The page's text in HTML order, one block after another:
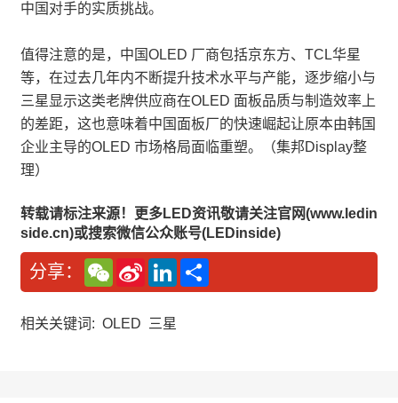
中国对手的实质挑战。
值得注意的是，中国OLED 厂商包括京东方、TCL华星
等，在过去几年内不断提升技术水平与产能，逐步缩小与
三星显示这类老牌供应商在OLED 面板品质与制造效率上
的差距，这也意味着中国面板厂的快速崛起让原本由韩国
企业主导的OLED 市场格局面临重塑。（集邦Display整
理）
转载请标注来源！更多LED资讯敬请关注官网(www.ledin
side.cn)或搜索微信公众账号(LEDinside)
分享：
W
e
C
a
S
n
W
L
n
相关关键词: OLED 三星